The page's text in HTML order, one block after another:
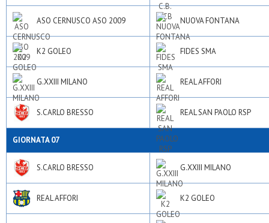
ASO CERNUSCO ASO 2009 NUOVA FONTANA
K2 GOLEO FIDES SMA
G.XXIII MILANO REAL AFFORI
S.CARLO BRESSO REAL SAN PAOLO RSP
GIORNATA 07
S.CARLO BRESSO G.XXIII MILANO
REAL AFFORI K2 GOLEO